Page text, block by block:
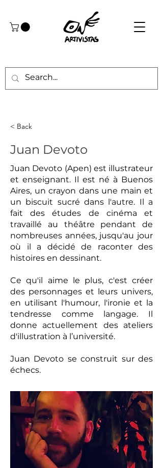
< Back
Juan Devoto
Juan Devoto (Apen) est illustrateur
et enseignant. Il est né à Buenos
Aires, un crayon dans une main et
un biscuit sucré dans l'autre. Il a
fait des études de cinéma et
travaillé au théâtre pendant de
nombreuses années, jusqu'au jour
où il a décidé de raconter des
histoires en dessinant.
Ce qu'il aime le plus, c'est créer
des personnages et leurs univers,
en utilisant l'humour, l'ironie et la
tendresse comme langage. Il
donne actuellement des ateliers
d'illustration à l’université.
Juan Devoto se construit sur des
échecs.